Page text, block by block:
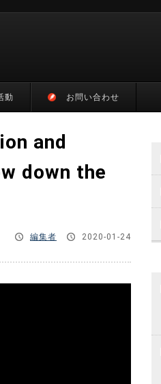
動 お問い合わせ
and
down the
編集者 2020-01-24